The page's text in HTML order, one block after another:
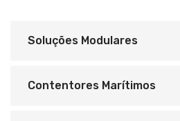
Soluções Modulares
Contentores Marítimos